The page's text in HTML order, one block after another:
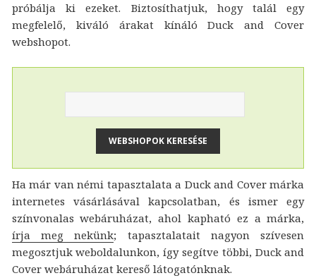
próbálja ki ezeket. Biztosíthatjuk, hogy talál egy
megfelelő, kiváló árakat kínáló Duck and Cover
webshopot.
Ha már van némi tapasztalata a Duck and Cover márka
internetes vásárlásával kapcsolatban, és ismer egy
színvonalas webáruházat, ahol kapható ez a márka,
írja meg nekünk; tapasztalatait nagyon szívesen
megosztjuk weboldalunkon, így segítve többi, Duck and
Cover webáruházat kereső látogatónknak.